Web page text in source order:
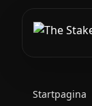
Startpagina